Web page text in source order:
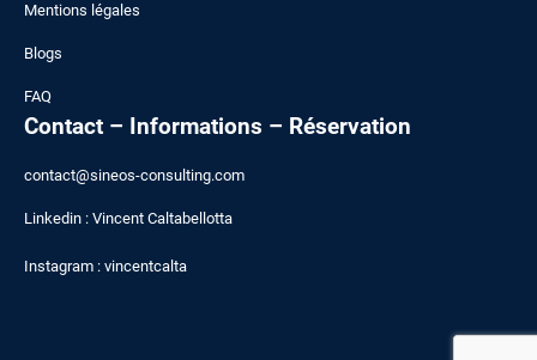
Mentions légales
Blogs
FAQ
Contact – Informations – Réservation
contact@sineos-consulting.com
Linkedin : Vincent Caltabellotta
Instagram : vincentcalta